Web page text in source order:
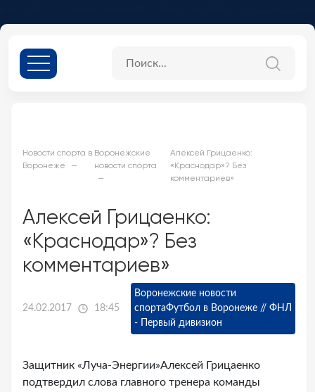
Новости спорта в
Воронеже
Воронежские
новости спорта
Алексей Грицаенко:
«Краснодар»? Без
комментариев»
Алексей Грицаенко:
«Краснодар»? Без
комментариев»
24.02.2017 18:45
Воронежские новости
спортаФутбол в Воронеже // ФНЛ
- Первый дивизион
Защитник «Луча-Энергии»Алексей Грицаенко
подтвердил слова главного тренера команды